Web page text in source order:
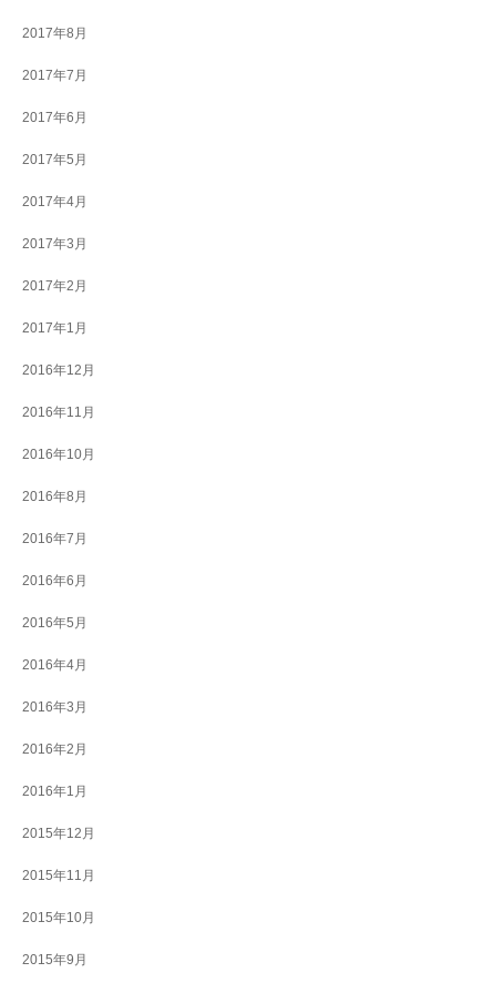
2017年8月
2017年7月
2017年6月
2017年5月
2017年4月
2017年3月
2017年2月
2017年1月
2016年12月
2016年11月
2016年10月
2016年8月
2016年7月
2016年6月
2016年5月
2016年4月
2016年3月
2016年2月
2016年1月
2015年12月
2015年11月
2015年10月
2015年9月